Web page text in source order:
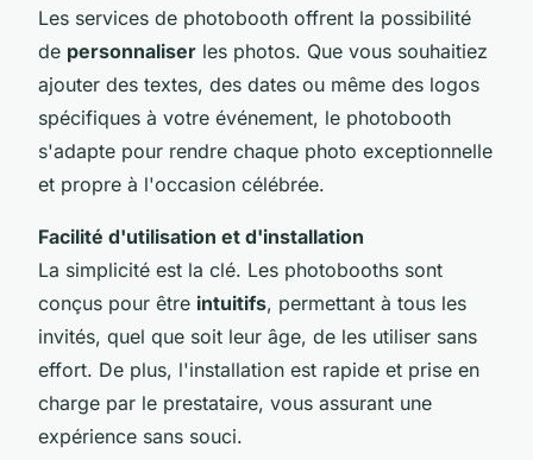
Les services de photobooth offrent la possibilité
de personnaliser les photos. Que vous souhaitiez
ajouter des textes, des dates ou même des logos
spécifiques à votre événement, le photobooth
s'adapte pour rendre chaque photo exceptionnelle
et propre à l'occasion célébrée.
Facilité d'utilisation et d'installation
La simplicité est la clé. Les photobooths sont
conçus pour être intuitifs, permettant à tous les
invités, quel que soit leur âge, de les utiliser sans
effort. De plus, l'installation est rapide et prise en
charge par le prestataire, vous assurant une
expérience sans souci.